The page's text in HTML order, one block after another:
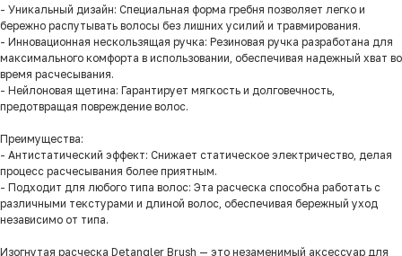
- Уникальный дизайн: Специальная форма гребня позволяет легко и
бережно распутывать волосы без лишних усилий и травмирования.
- Инновационная нескользящая ручка: Резиновая ручка разработана для
максимального комфорта в использовании, обеспечивая надежный хват во
время расчесывания.
- Нейлоновая щетина: Гарантирует мягкость и долговечность,
предотвращая повреждение волос.
Преимущества:
- Антистатический эффект: Снижает статическое электричество, делая
процесс расчесывания более приятным.
- Подходит для любого типа волос: Эта расческа способна работать с
различными текстурами и длиной волос, обеспечивая бережный уход
независимо от типа.
Изогнутая расческа Detangler Brush — это незаменимый аксессуар для